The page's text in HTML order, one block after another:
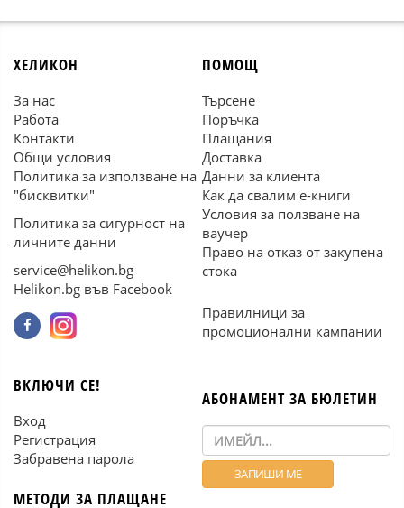
ХЕЛИКОН
За нас
Работа
Контакти
Общи условия
Политика за използване на
"бисквитки"
Политика за сигурност на
личните данни
service@helikon.bg
Helikon.bg във Facebook
ПОМОЩ
Търсене
Поръчка
Плащания
Доставка
Данни за клиента
Как да свалим е-книги
Условия за ползване на
ваучер
Право на отказ от закупена
стока
Правилници за
промоционални кампании
ВКЛЮЧИ СЕ!
Вход
Регистрация
Забравена парола
МЕТОДИ ЗА ПЛАЩАНЕ
АБОНАМЕНТ ЗА БЮЛЕТИН